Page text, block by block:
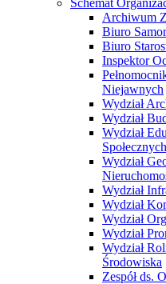
Archiwum
Biuro
Biuro
Inspektor
Niejawnych
Wydział
Wydział
Wydział
Społecznych
Wydział
Wydział
Wydział
Wydział
Wydział
Wydział
Środowiska
Zespół ds.